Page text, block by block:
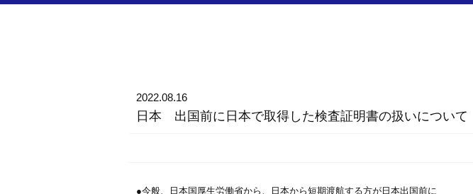
2022.08.16
日本 出国前に日本で取得した検査証明書の扱いについて
●今般、日本国厚生労働省から、日本から短期渡航する方が日本出国前に